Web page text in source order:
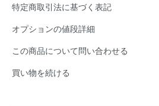
特定商取引法に基づく表記
オプションの値段詳細
この商品について問い合わせる
買い物を続ける